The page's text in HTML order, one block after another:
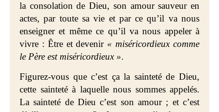
la consolation de Dieu, son amour sauveur en
actes, par toute sa vie et par ce qu’il va nous
enseigner et même ce qu’il va nous appeler à
vivre : Être et devenir « miséricordieux comme
le Père est miséricordieux ».
Figurez-vous que c’est ça la sainteté de Dieu,
cette sainteté à laquelle nous sommes appelés.
La sainteté de Dieu c’est son amour ; et c’est